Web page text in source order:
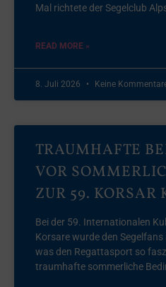
Mal richtete der Segelclub
READ MORE »
8. Juli 2026 Keine
TRAUMHAFTE
VOR
ZUR 59. KORSAR
Bei der 59. Internationalen
Korsare wurde den
was den Regattasport so
traumhafte sommerliche